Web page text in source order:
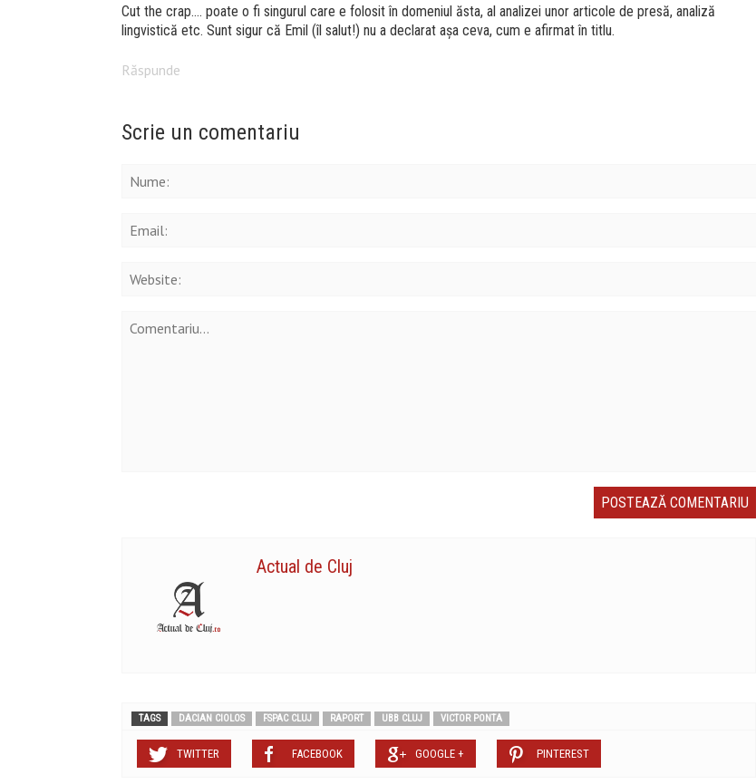
Cut the crap…. poate o fi singurul care e folosit în domeniul ăsta, al analizei unor articole de presă, analiză
lingvistică etc. Sunt sigur că Emil (îl salut!) nu a declarat așa ceva, cum e afirmat în titlu.
Răspunde
Scrie un comentariu
Actual de Cluj
TAGS DACIAN CIOLOS FSPAC CLUJ RAPORT UBB CLUJ VICTOR PONTA
TWITTER FACEBOOK GOOGLE + PINTEREST